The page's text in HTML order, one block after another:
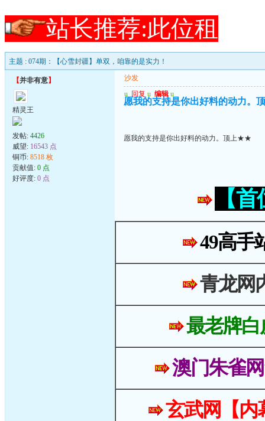
站长推荐:此位租
主题 : 074期：【心雪封疆】单双，咱靠的是实力！
【并非有意】
精灵王
发帖: 4426
威望: 16543 点
铜币: 8518 枚
贡献值: 0 点
好评度: 0 点
沙发
u 回复 u 编辑 u
愿我的支持是你出好料的动力
愿我的支持是你出好料的动力。顶上★★
【
49高手
青龙网
最老牌白
澳门朱雀
玄武网【